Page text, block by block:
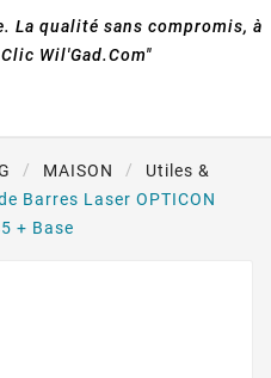
La qualité sans compromis, à
Wil'Gad.Com"
MAISON
Utiles &
Barres Laser OPTICON
+ Base